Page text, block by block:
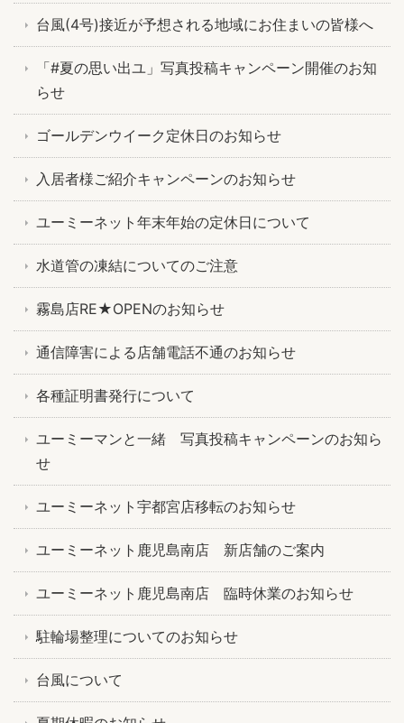
台風(4号)接近が予想される地域にお住まいの皆様へ
「#夏の思い出ユ」写真投稿キャンペーン開催のお知
らせ
ゴールデンウイーク定休日のお知らせ
入居者様ご紹介キャンペーンのお知らせ
ユーミーネット年末年始の定休日について
水道管の凍結についてのご注意
霧島店RE★OPENのお知らせ
通信障害による店舗電話不通のお知らせ
各種証明書発行について
ユーミーマンと一緒 写真投稿キャンペーンのお知ら
せ
ユーミーネット宇都宮店移転のお知らせ
ユーミーネット鹿児島南店 新店舗のご案内
ユーミーネット鹿児島南店 臨時休業のお知らせ
駐輪場整理についてのお知らせ
台風について